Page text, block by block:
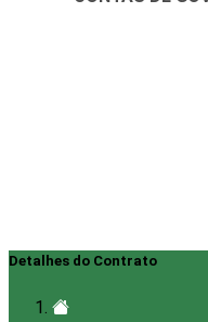
Detalhes do Contrato